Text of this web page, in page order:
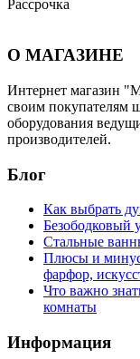
Рассрочка
О МАГАЗИНЕ
Интернет магазин
своим покупателям
оборудования
производителей.
Блог
Как выбрать
Безободковый
Стальные
Плюсы и
фарфор,
Что важно
комнаты
Информация